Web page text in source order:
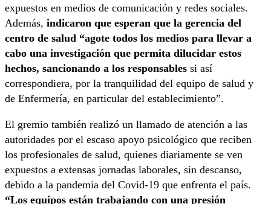
expuestos en medios de comunicación y redes sociales.
Además, indicaron que esperan que la gerencia del
centro de salud “agote todos los medios para llevar a
cabo una investigación que permita dilucidar estos
hechos, sancionando a los responsables si así
correspondiera, por la tranquilidad del equipo de salud y
de Enfermería, en particular del establecimiento”.
El gremio también realizó un llamado de atención a las
autoridades por el escaso apoyo psicológico que reciben
los profesionales de salud, quienes diariamente se ven
expuestos a extensas jornadas laborales, sin descanso,
debido a la pandemia del Covid-19 que enfrenta el país.
“Los equipos están trabajando con una presión